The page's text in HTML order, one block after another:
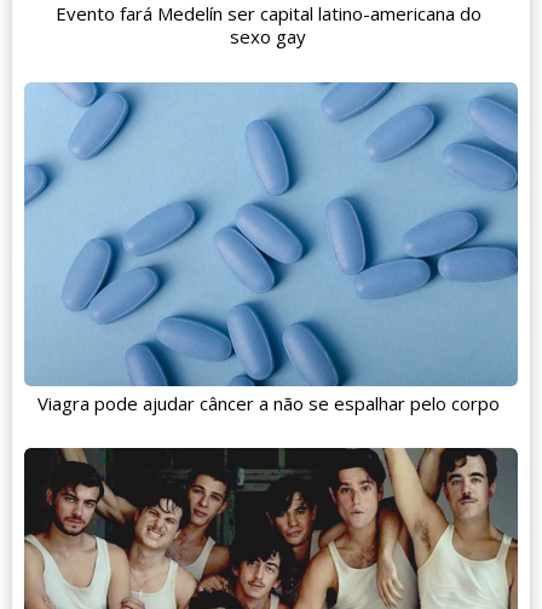
Evento fará Medelín ser capital latino-americana do
sexo gay
Viagra pode ajudar câncer a não se espalhar pelo corpo